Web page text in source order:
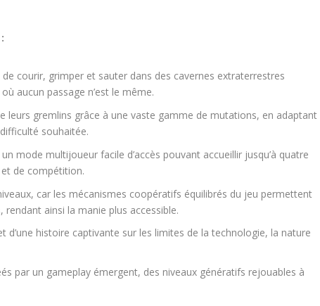
courir, grimper et sauter dans des cavernes extraterrestres
aucun passage n’est le même.
leurs gremlins grâce à une vaste gamme de mutations, en adaptant
souhaitée.
mode multijoueur facile d’accès pouvant accueillir jusqu’à quatre
de compétition.
car les mécanismes coopératifs équilibrés du jeu permettent
ainsi la manie plus accessible.
d’une histoire captivante sur les limites de la technologie, la nature
par un gameplay émergent, des niveaux génératifs rejouables à